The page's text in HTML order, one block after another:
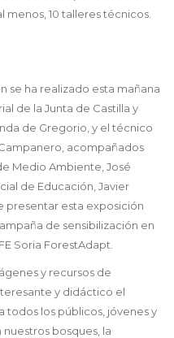
10 talleres técnicos.
se ha realizado esta mañana
de la Junta de Castilla y
de Gregorio, y el técnico
acompañados
Medio Ambiente, José
de Educación, Javier
presentar esta exposición
de sensibilización en
Soria ForestAdapt.
y recursos de
y didáctico el
todos los públicos, jóvenes y
bosques, la